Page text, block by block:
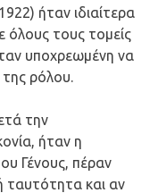
ήταν ιδιαίτερα
όλους τους τομείς
υποχρεωμένη να
ρόλου.
την
ήταν η
Γένους, πέραν
ταυτότητα και αν